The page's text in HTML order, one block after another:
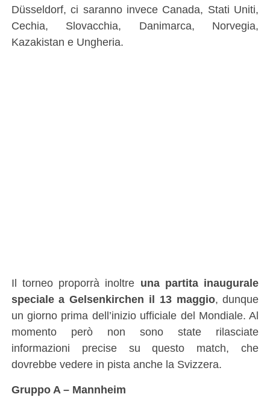
Düsseldorf, ci saranno invece Canada, Stati Uniti,
Cechia, Slovacchia, Danimarca, Norvegia,
Kazakistan e Ungheria.
Il torneo proporrà inoltre una partita inaugurale
speciale a Gelsenkirchen il 13 maggio, dunque
un giorno prima dell’inizio ufficiale del Mondiale. Al
momento però non sono state rilasciate
informazioni precise su questo match, che
dovrebbe vedere in pista anche la Svizzera.
Gruppo A – Mannheim